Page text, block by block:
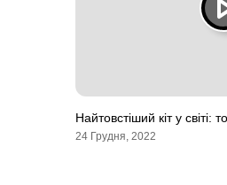
Найтовстіший кіт у світі:
24 Грудня, 2022